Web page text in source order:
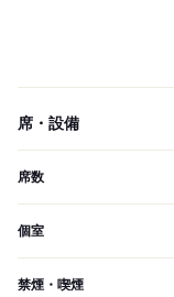
席・設備
席数
個室
禁煙・喫煙